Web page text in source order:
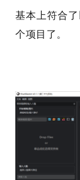
基本上符合
个项目了。